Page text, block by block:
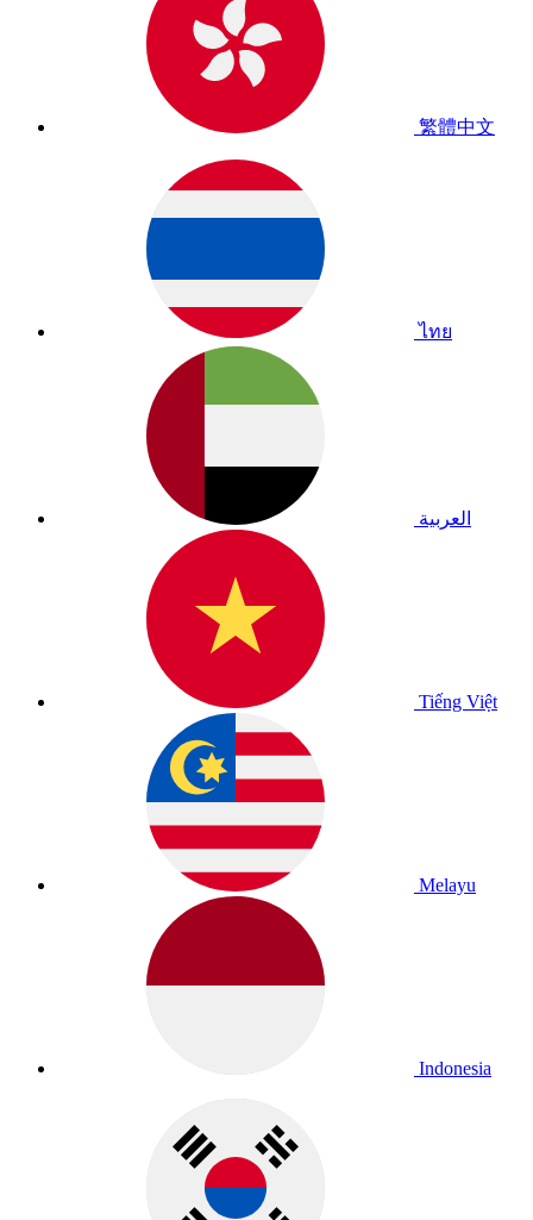
繁體中文
ไทย
العربية
Tiếng Việt
Melayu
Indonesia